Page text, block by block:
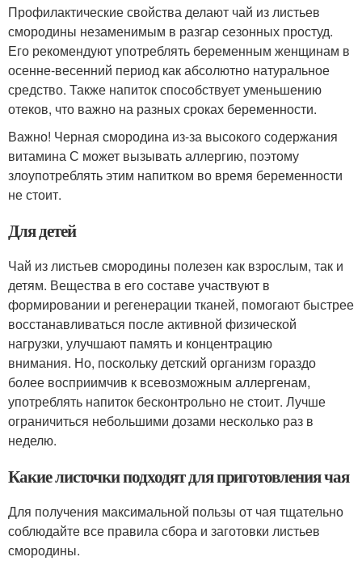
Профилактические свойства делают чай из листьев
смородины незаменимым в разгар сезонных простуд.
Его рекомендуют употреблять беременным женщинам в
осенне-весенний период как абсолютно натуральное
средство. Также напиток способствует уменьшению
отеков, что важно на разных сроках беременности.
Важно! Черная смородина из-за высокого содержания
витамина С может вызывать аллергию, поэтому
злоупотреблять этим напитком во время беременности
не стоит.
Для детей
Чай из листьев смородины полезен как взрослым, так и
детям. Вещества в его составе участвуют в
формировании и регенерации тканей, помогают быстрее
восстанавливаться после активной физической
нагрузки, улучшают память и концентрацию
внимания. Но, поскольку детский организм гораздо
более восприимчив к всевозможным аллергенам,
употреблять напиток бесконтрольно не стоит. Лучше
ограничиться небольшими дозами несколько раз в
неделю.
Какие листочки подходят для приготовления чая
Для получения максимальной пользы от чая тщательно
соблюдайте все правила сбора и заготовки листьев
смородины.